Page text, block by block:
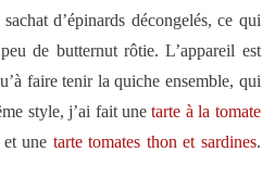
d’épinards décongelés, ce qui
de butternut rôtie. L’appareil est
faire tenir la quiche ensemble, qui
style, j’ai fait unetarte à la tomate
une tarte tomates thon et sardines.